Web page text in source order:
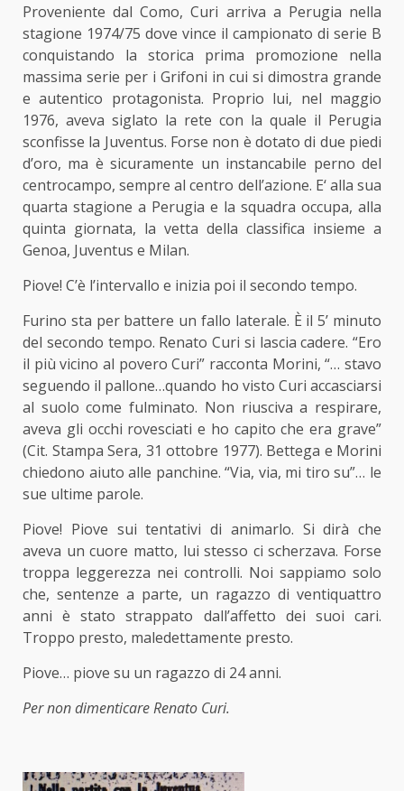
Proveniente dal Como, Curi arriva a Perugia nella
stagione 1974/75 dove vince il campionato di serie B
conquistando la storica prima promozione nella
massima serie per i Grifoni in cui si dimostra grande
e autentico protagonista. Proprio lui, nel maggio
1976, aveva siglato la rete con la quale il Perugia
sconfisse la Juventus. Forse non è dotato di due piedi
d’oro, ma è sicuramente un instanca­bile perno del
centrocampo, sempre al centro dell’azione. E‘ alla sua
quarta stagione a Perugia e la squadra occupa, alla
quinta giornata, la vetta della classifica insieme a
Genoa, Juventus e Milan.
Piove! C’è l’intervallo e inizia poi il secondo tempo.
Furino sta per battere un fallo laterale. È il 5’ minuto
del secondo tempo. Renato Curi si lascia cadere. “Ero
il più vicino al povero Curi” racconta Morini, “… stavo
seguendo il pallone…quando ho visto Curi accasciarsi
al suolo come fulminato. Non riusciva a respirare,
aveva gli occhi rovesciati e ho capito che era grave”
(Cit. Stampa Sera, 31 ottobre 1977). Bettega e Morini
chiedono aiuto alle panchine. “Via, via, mi tiro su”… le
sue ultime parole.
Piove! Piove sui tentativi di animarlo. Si dirà che
aveva un cuore matto, lui stesso ci scherzava. Forse
troppa leggerezza nei controlli. Noi sappiamo solo
che, sentenze a parte, un ragazzo di ventiquattro
anni è stato strappato dall’affetto dei suoi cari.
Troppo presto, maledettamente presto.
Piove… piove su un ragazzo di 24 anni.
Per non dimenticare Renato Curi.